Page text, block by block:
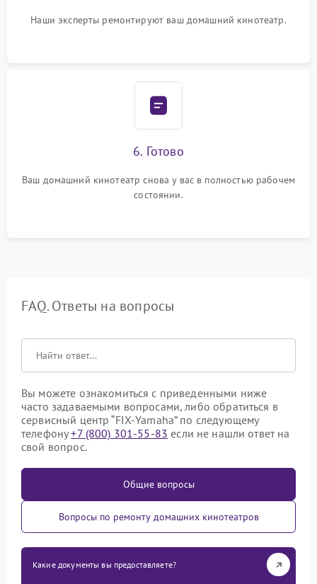
Наши эксперты ремонтируют ваш домашний кинотеатр.
6. Готово
Ваш домашний кинотеатр снова у вас в полностью рабочем
состоянии.
FAQ. Ответы на вопросы
Вы можете ознакомиться с приведенными ниже
часто задаваемыми вопросами, либо обратиться в
сервисный центр “FIX-Yamaha” по следующему
телефону+7 (800) 301-55-83 если не нашли ответ на
свой вопрос.
Общие вопросы
Вопросы по ремонту домашних кинотеатров
Какие документы вы предоставляете?